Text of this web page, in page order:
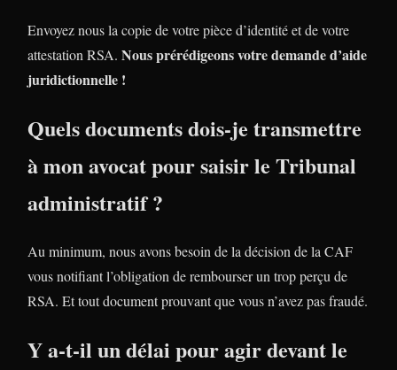
Envoyez nous la copie de votre pièce d’identité et de votre
attestation RSA. Nous prérédigeons votre demande d’aide
juridictionnelle !
Quels documents dois-je transmettre
à mon avocat pour saisir le Tribunal
administratif ?
Au minimum, nous avons besoin de la décision de la CAF
vous notifiant l’obligation de rembourser un trop perçu de
RSA. Et tout document prouvant que vous n’avez pas fraudé.
Y a-t-il un délai pour agir devant le